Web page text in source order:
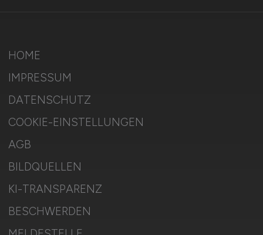
HOME
IMPRESSUM
DATENSCHUTZ
COOKIE-EINSTELLUNGEN
AGB
BILDQUELLEN
KI-TRANSPARENZ
BESCHWERDEN